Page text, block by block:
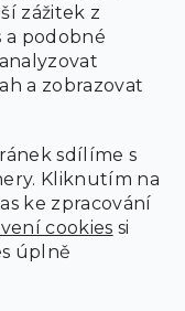
zážitek z
a podobné
a zobrazovat
sdílíme s
Kliknutím na
ke zpracování
cookies si
úplně